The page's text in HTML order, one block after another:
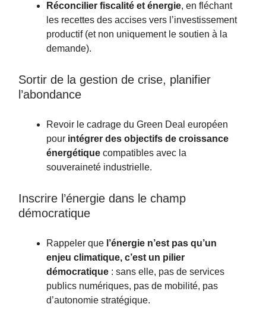
Réconcilier fiscalité et énergie, en fléchant
les recettes des accises vers l’investissement
productif (et non uniquement le soutien à la
demande).
Sortir de la gestion de crise, planifier
l’abondance
Revoir le cadrage du Green Deal européen
pour intégrer des objectifs de croissance
énergétique compatibles avec la
souveraineté industrielle.
Inscrire l’énergie dans le champ
démocratique
Rappeler que l’énergie n’est pas qu’un
enjeu climatique, c’est un pilier
démocratique : sans elle, pas de services
publics numériques, pas de mobilité, pas
d’autonomie stratégique.